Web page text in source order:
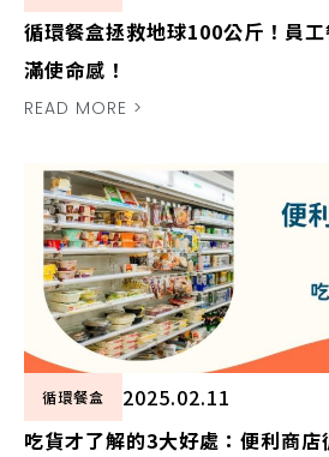
循環餐盒拯救地球100公斤！員
滿使命感！
READ MORE >
循環餐盒
2025.02.11
吃貨才了解的3大好處：便利商